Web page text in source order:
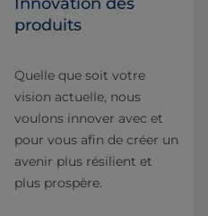
produits
Quelle que soit votre
vision actuelle, nous
voulons innover avec et
pour vous afin de créer un
avenir plus résilient et
plus prospère.